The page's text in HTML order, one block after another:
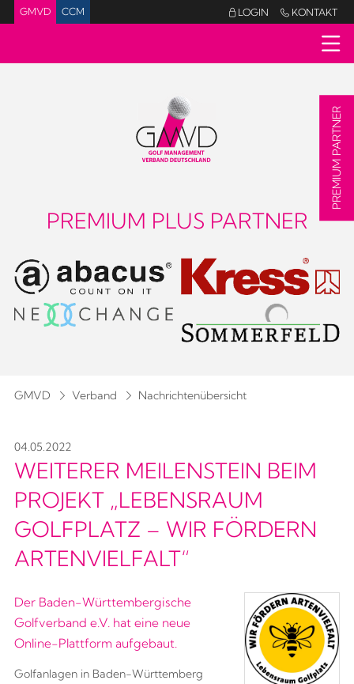
GMVD CCM LOGIN  KONTAKT
PREMIUM PLUS PARTNER
GMVD Verband Nachrichtenübersicht
04.05.2022
WEITERER MEILENSTEIN BEIM
PROJEKT „LEBENSRAUM
GOLFPLATZ – WIR FÖRDERN
ARTENVIELFALT“
Der Baden-Württembergische
Golfverband e.V. hat eine neue
Online-Plattform aufgebaut.
Golfanlagen in Baden-Württemberg
PREMIUM PARTNER